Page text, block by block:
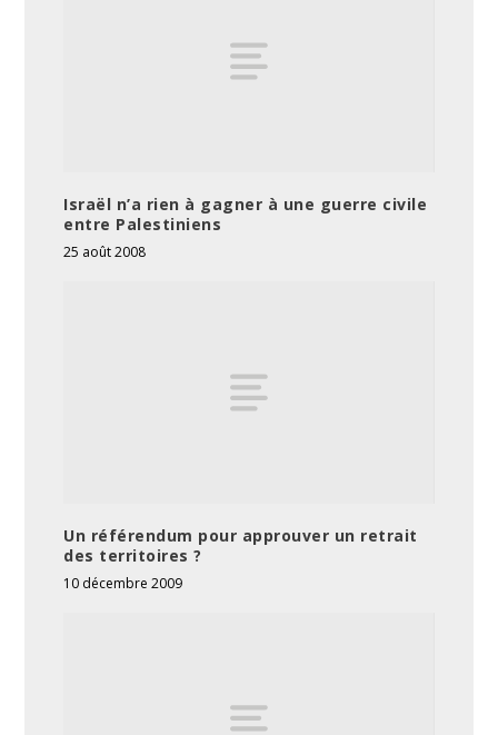
Israël n’a rien à gagner à une guerre civile
entre Palestiniens
25 août 2008
Un référendum pour approuver un retrait
des territoires ?
10 décembre 2009